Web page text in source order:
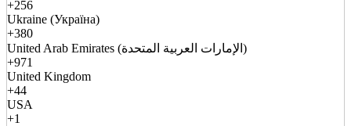
+256
Ukraine (Україна)
+380
United Arab Emirates (الإمارات العربية المتحدة)
+971
United Kingdom
+44
USA
+1